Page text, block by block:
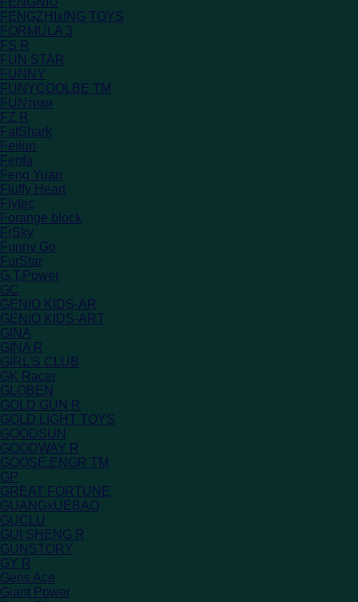
FENGZHIxING TOYS
FORMULA 3
FS R
FUN STAR
FUNNY
FUNYCOOLBE TM
FUNтики
FZ R
FatShark
Feilun
Fenfa
Feng Yuan
Fluffy Heart
Flytec
Forange block
FrSky
Funny Go
FurStar
G.T.Power
GC
GENIO KIDS-AR
GENIO KIDS-ART
GINA
GINA R
GIRL'S CLUB
GK Racer
GLOBEN
GOLD GUN R
GOLD LIGHT TOYS
GOODSUN
GOODWAY R
GOOSE.ENGR TM
GP
GREAT FORTUNE
GUANGxUEBAO
GUCLU
GUI SHENG R
GUNSTORY
GY R
Gens Ace
Giant Power